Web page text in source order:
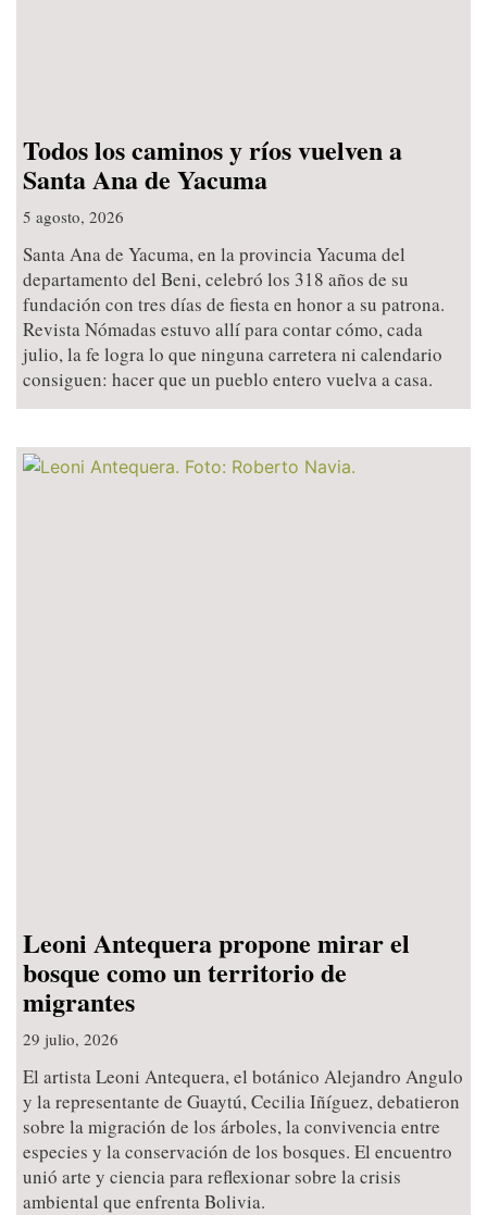
Todos los caminos y ríos vuelven a
Santa Ana de Yacuma
5 agosto, 2026
Santa Ana de Yacuma, en la provincia Yacuma del
departamento del Beni, celebró los 318 años de su
fundación con tres días de fiesta en honor a su patrona.
Revista Nómadas estuvo allí para contar cómo, cada
julio, la fe logra lo que ninguna carretera ni calendario
consiguen: hacer que un pueblo entero vuelva a casa.
Leoni Antequera propone mirar el
bosque como un territorio de
migrantes
29 julio, 2026
El artista Leoni Antequera, el botánico Alejandro Angulo
y la representante de Guaytú, Cecilia Iñíguez, debatieron
sobre la migración de los árboles, la convivencia entre
especies y la conservación de los bosques. El encuentro
unió arte y ciencia para reflexionar sobre la crisis
ambiental que enfrenta Bolivia.